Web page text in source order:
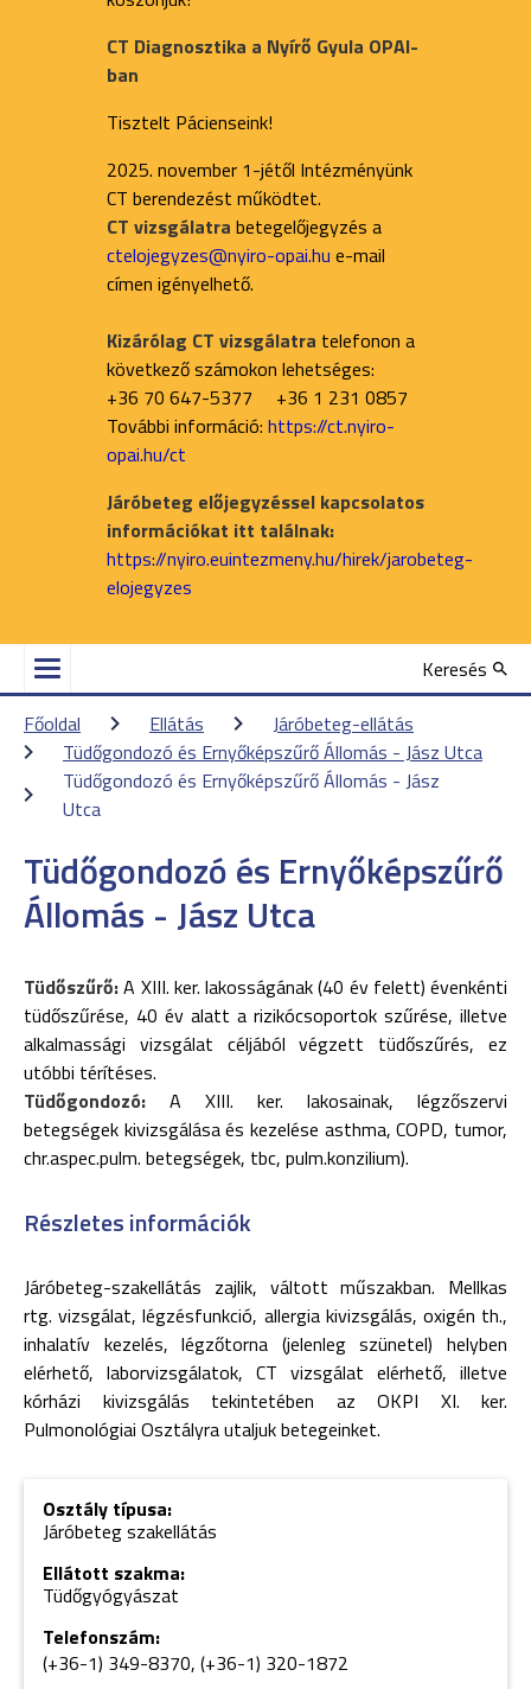
CT Diagnosztika a Nyírő Gyula OPAI-
ban
Tisztelt Pácienseink!
2025. november 1-jétől Intézményünk
CT berendezést működtet.
CT vizsgálatra betegelőjegyzés a
ctelojegyzes@nyiro-opai.hu e-mail
címen igényelhető.
Kizárólag CT vizsgálatra telefonon a
következő számokon lehetséges:
+36 70 647-5377 +36 1 231 0857
További információ: https://ct.nyiro-
opai.hu/ct
Járóbeteg előjegyzéssel kapcsolatos
információkat itt találnak:
https://nyiro.euintezmeny.hu/hirek/jarobeteg-
elojegyzes
Keresés
Főoldal
Ellátás
Járóbeteg-ellátás
Tüdőgondozó és Ernyőképszűrő Állomás - Jász Utca
Tüdőgondozó és Ernyőképszűrő Állomás - Jász
Utca
Tüdőgondozó és Ernyőképszűrő
Állomás - Jász Utca
Tüdőszűrő:A XIII. ker. lakosságának (40 év felett) évenkénti
tüdőszűrése, 40 év alatt a rizikócsoportok szűrése, illetve
alkalmassági vizsgálat céljából végzett tüdőszűrés, ez
utóbbi térítéses.
Tüdőgondozó: A XIII. ker. lakosainak, légzőszervi
betegségek kivizsgálása és kezelése asthma, COPD, tumor,
chr.aspec.pulm. betegségek, tbc, pulm.konzilium).
Részletes információk
Járóbeteg-szakellátás zajlik, váltott műszakban. Mellkas
rtg. vizsgálat, légzésfunkció, allergia kivizsgálás, oxigén th.,
inhalatív kezelés, légzőtorna (jelenleg szünetel) helyben
elérhető, laborvizsgálatok, CT vizsgálat elérhető, illetve
kórházi kivizsgálás tekintetében az OKPI XI. ker.
Pulmonológiai Osztályra utaljuk betegeinket.
Osztály típusa:
Járóbeteg szakellátás
Ellátott szakma:
Tüdőgyógyászat
Telefonszám:
(+36-1) 349-8370, (+36-1) 320-1872